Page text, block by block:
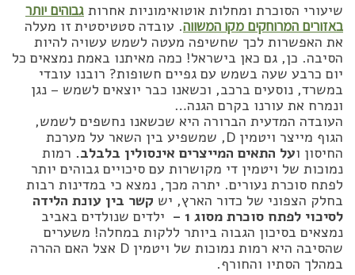
שיעורי הסוכרת ומחלות אוטואימוניות אחרות גבוהים יותר
באזורים המרוחקים מקו המשווה. עובדה סטטיסטית זו מעלה
את האפשרות לכך שחשיפה מעטה לשמש עשויה להיות
הסיבה. כן, גם כאן בישראל! כמה מאיתנו באמת נמצאים כל
יום כרבע שעה בשמש עם גפיים חשופות? רובנו עובדי
במשרד, נוסעים ברכב, וכשאנו כבר יוצאים לשמש – נגן
ונמרח את עורנו בקרם הגנה…
העובדה המדעית הברורה היא שכשאנו נחשפים לשמש,
הגוף מייצר ויטמין D, שמשפיע בין השאר על מערכת
החיסון ועל התאים המייצרים אינסולין בלבלב. רמות
נמוכות של ויטמין די מקושרות עם סיכויים גבוהים יותר
לפתח סוכרת נעורים. יתרה מכך, נמצא כי במדינות רבות
בחלק הצפוני של כדור הארץ, יש קשר בין עונת הלידה
לסיכוי לפתח סוכרת מסוג 1 –
ילדים שנולדים באביב
נמצאים בסיכון הגבוה ביותר ללקות במחלה! משערים
שהסיבה היא רמות נמוכות של ויטמין D אצל האם ההרה
במהלך הסתיו והחורף.